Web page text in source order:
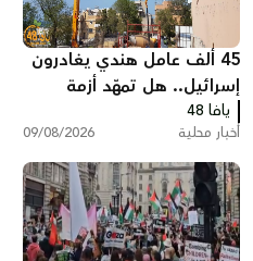
45 ألف عامل هندي يغادرون
إسرائيل.. هل تمهّد أزمة
العمالة لعودة الفلسطينيين؟
يافا 48
أخبار محلية 09/08/2026